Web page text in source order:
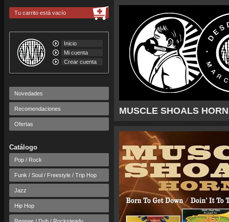
MUSCLE SHOALS
Tu carrito está vacío
Inicio
Mi cuenta
Crear cuenta
Novedades
Recomendaciones
Ofertas
Catálogo
Pop / Rock
Funk / Soul / Freestyle / Trip Hop
Jazz
Hip Hop